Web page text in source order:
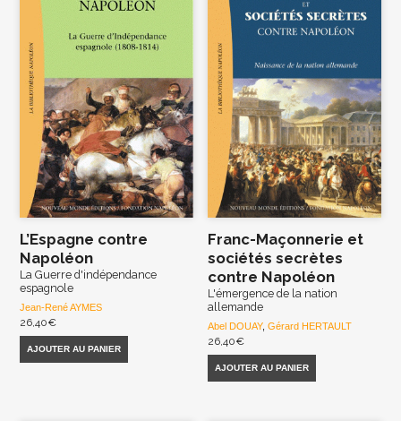
L’Espagne contre
Napoléon
La Guerre d'indépendance
espagnole
Jean-René AYMES
26,40€
AJOUTER AU PANIER
Franc-Maçonnerie et
sociétés secrètes
contre Napoléon
L'émergence de la nation
allemande
Abel DOUAY,Gérard HERTAULT
26,40€
AJOUTER AU PANIER